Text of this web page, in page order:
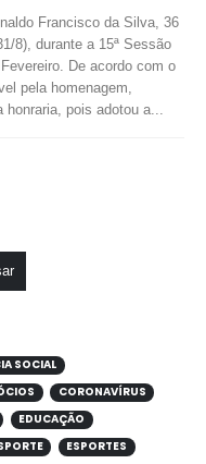
Francisco da Silva, 36
8), durante a 15ª Sessão
De acordo com o
pela homenagem,
pois adotou a...
SOCIAL
CORONAVÍRUS
EDUCAÇÃO
ESPORTES